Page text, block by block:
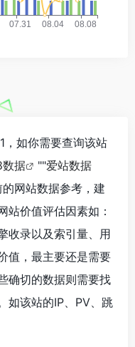
，如你需要查询该站
数据 ""爱站数据
网站数据参考，建
站价值评估因素如：
收录以及索引量、用
值，最主要还是需要
确切的数据则需要找
如该站的IP、PV、跳